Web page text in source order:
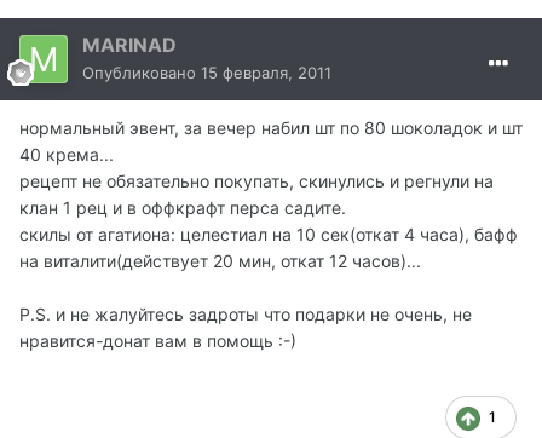
MARINAD
Опубликовано 15 февраля, 2011
нормальный эвент, за вечер набил шт по 80 шоколадок и шт
40 крема...
рецепт не обязательно покупать, скинулись и регнули на
клан 1 рец и в оффкрафт перса садите.
скилы от агатиона: целестиал на 10 сек(откат 4 часа), бафф
на виталити(действует 20 мин, откат 12 часов)...
P.S. и не жалуйтесь задроты что подарки не очень, не
нравится-донат вам в помощь :-)
1